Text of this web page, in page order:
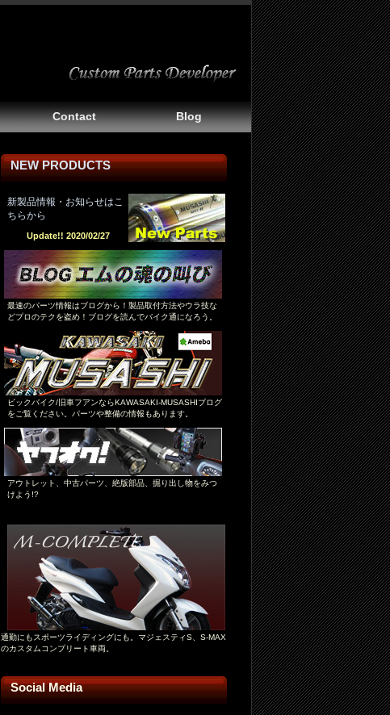
Contact Blog
NEW PRODUCTS
新製品情報・お知らせはこ
ちらから
Update!! 2020/02/27
最速のパーツ情報はブログから！製品取付方法やウラ技な
どプロのテクを盗め！ブログを読んでバイク通になろう。
ビックバイク/旧車フアンならKAWASAKI-MUSASHIブログ
をご覧ください。パーツや整備の情報もあります。
アウトレット、中古パーツ、絶版部品、掘り出し物をみつ
けよう!?
通勤にもスポーツライディングにも。マジェスティS、S-MAX
のカスタムコンプリート車両。
Social Media